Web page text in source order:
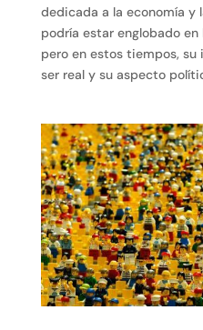
dedicada a la economía y
podría estar englobado
pero en estos tiempos,
ser real y su aspecto